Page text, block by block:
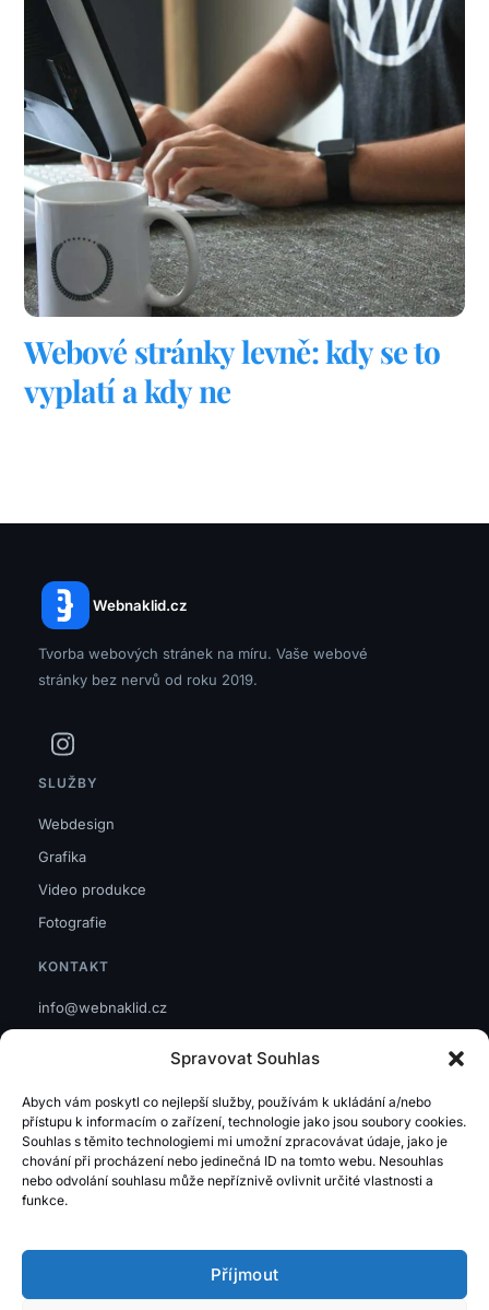
Spravovat Souhlas
Abych vám poskytl co nejlepší služby, používám k ukládání a/nebo
přístupu k informacím o zařízení, technologie jako jsou soubory cookies.
Souhlas s těmito technologiemi mi umožní zpracovávat údaje, jako je
chování při procházení nebo jedinečná ID na tomto webu. Nesouhlas
nebo odvolání souhlasu může nepříznivě ovlivnit určité vlastnosti a
funkce.
Příjmout
Webové stránky levně: kdy se to
vyplatí a kdy ne
Webnaklid.cz
Tvorba webových stránek na míru. Vaše webové
stránky bez nervů od roku 2019.
SLUŽBY
Webdesign
Grafika
Video produkce
Fotografie
KONTAKT
info@webnaklid.cz
Zásady cookies
HODNOCENÍ
Google.com